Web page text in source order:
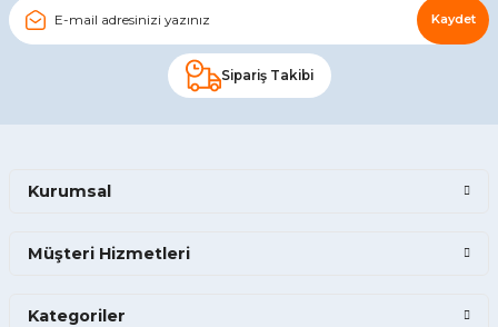
Kaydet
Sipariş Takibi
Kurumsal
Müşteri Hizmetleri
Kategoriler